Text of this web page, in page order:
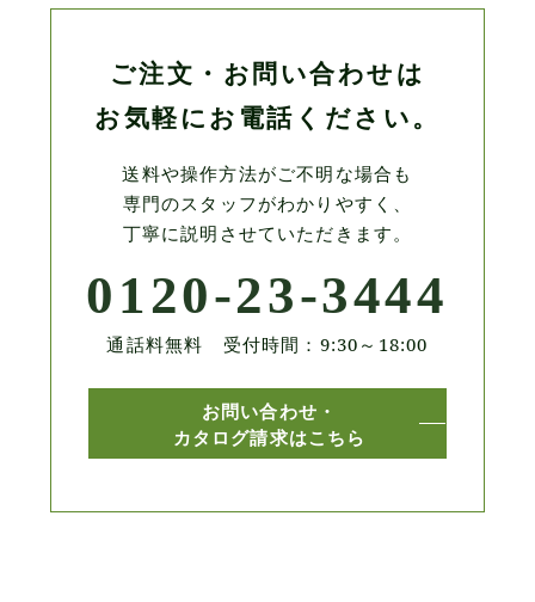
ご注文・お問い合わせは
お気軽にお電話ください。
送料や操作方法がご不明な場合も
専門のスタッフがわかりやすく、
丁寧に説明させていただきます。
0120-23-3444
通話料無料 受付時間：9:30～18:00
お問い合わせ・
カタログ請求はこちら